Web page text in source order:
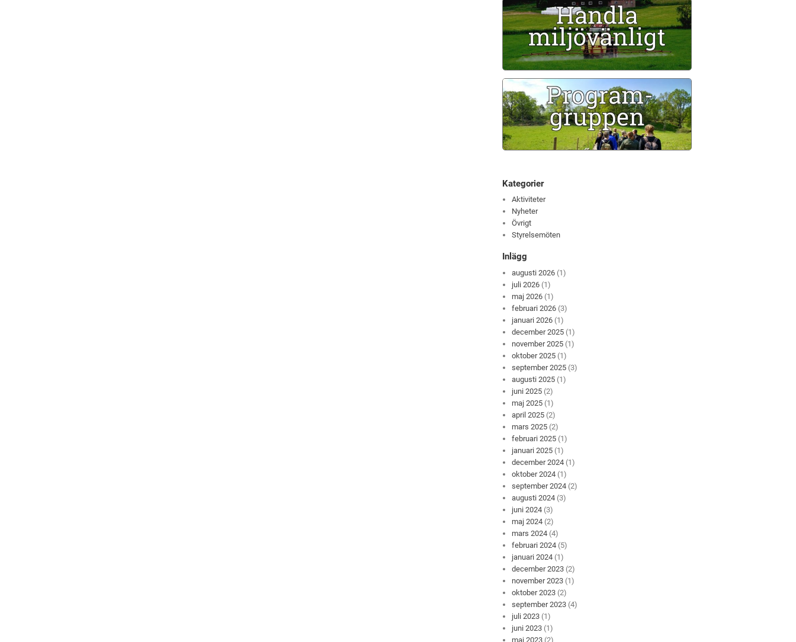
Kategorier
Aktiviteter
Nyheter
Övrigt
Styrelsemöten
Inlägg
augusti 2026 (1)
juli 2026 (1)
maj 2026 (1)
februari 2026 (3)
januari 2026 (1)
december 2025 (1)
november 2025 (1)
oktober 2025 (1)
september 2025 (3)
augusti 2025 (1)
juni 2025 (2)
maj 2025 (1)
april 2025 (2)
mars 2025 (2)
februari 2025 (1)
januari 2025 (1)
december 2024 (1)
oktober 2024 (1)
september 2024 (2)
augusti 2024 (3)
juni 2024 (3)
maj 2024 (2)
mars 2024 (4)
februari 2024 (5)
januari 2024 (1)
december 2023 (2)
november 2023 (1)
oktober 2023 (2)
september 2023 (4)
juli 2023 (1)
juni 2023 (1)
maj 2023 (2)